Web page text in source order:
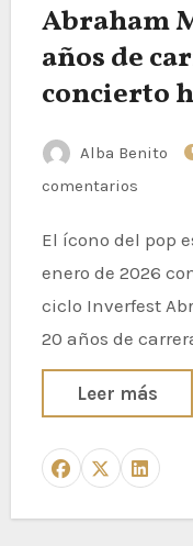
Abraham
años de
concierto
Movistar
Alba Benito
comentarios
El ícono del pop español vuelve a casa el 11 de
enero de 2026
ciclo Inverfest
20 años de
Leer más